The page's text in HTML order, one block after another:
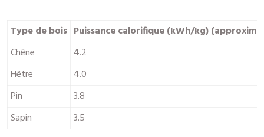
Type de bois Puissance calorifique (kWh/kg)
Chêne
4.2
Hêtre
4.0
Pin
3.8
Sapin
3.5